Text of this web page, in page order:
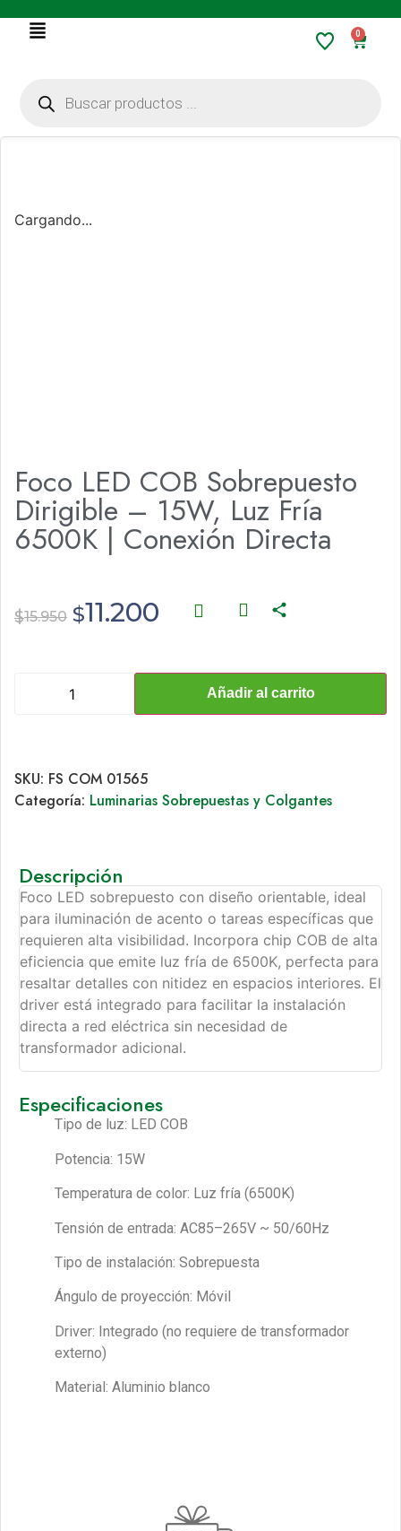
0
Cargando...
Foco LED COB Sobrepuesto
Dirigible – 15W, Luz Fría
6500K | Conexión Directa
$15.950 $11.200
Añadir al carrito
SKU: FS COM 01565
Categoría: Luminarias Sobrepuestas y Colgantes
Descripción
Foco LED sobrepuesto con diseño orientable, ideal
para iluminación de acento o tareas específicas que
requieren alta visibilidad. Incorpora chip COB de alta
eficiencia que emite luz fría de 6500K, perfecta para
resaltar detalles con nitidez en espacios interiores. El
driver está integrado para facilitar la instalación
directa a red eléctrica sin necesidad de
transformador adicional.
Especificaciones
Tipo de luz: LED COB
Potencia: 15W
Temperatura de color: Luz fría (6500K)
Tensión de entrada: AC85–265V ~ 50/60Hz
Tipo de instalación: Sobrepuesta
Ángulo de proyección: Móvil
Driver: Integrado (no requiere de transformador
externo)
Material: Aluminio blanco